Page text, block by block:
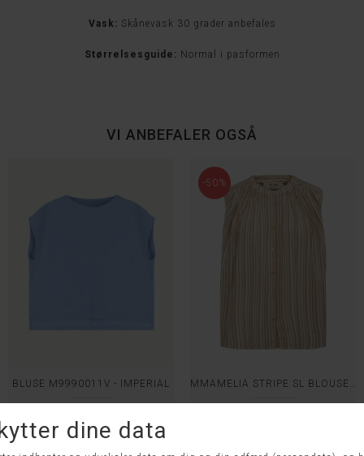
Vask: Skånevask 30 grader anbefales
Størrelsesguide: Normal i pasformen
VI ANBEFALER OGSÅ
M
BLUSE M9990011V - IMPERIAL
-50%
MMAMELIA STRIPE SL BLOUSE - MOS MOSH